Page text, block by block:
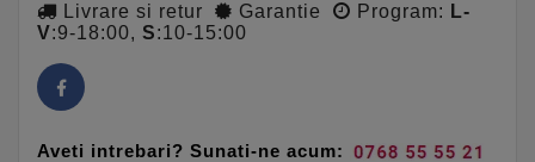
Livrare si retur Garantie Program: L-
V:9-18:00, S:10-15:00
Aveti intrebari? Sunati-ne acum: